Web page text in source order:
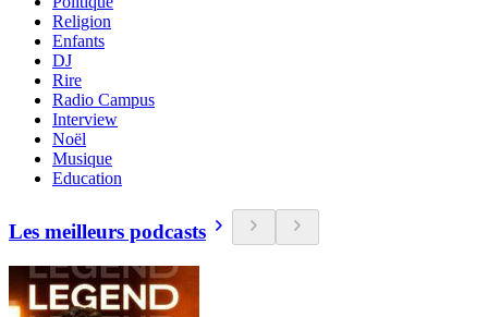
Religion
Enfants
DJ
Rire
Radio Campus
Interview
Noël
Musique
Education
Les meilleurs podcasts